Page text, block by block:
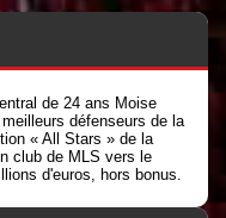
de 24 ans Moise
défenseurs de la
« All Stars » de la
club de MLS vers le
d'euros, hors bonus.